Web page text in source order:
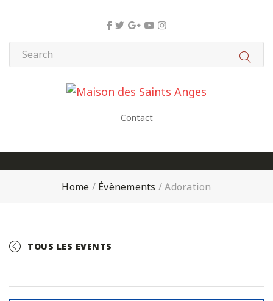
Contact
Home / Évènements /Adoration
TOUS LES EVENTS